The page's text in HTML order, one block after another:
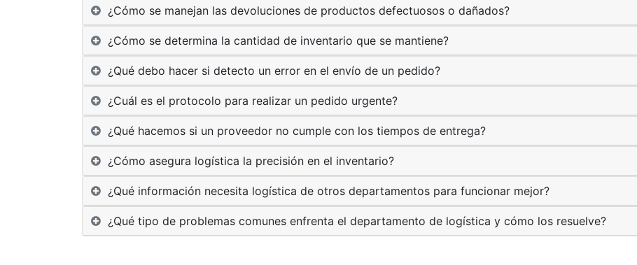
¿Cómo se manejan las devoluciones de productos defectuosos o dañados?
¿Cómo se determina la cantidad de inventario que se mantiene?
¿Qué debo hacer si detecto un error en el envío de un pedido?
¿Cuál es el protocolo para realizar un pedido urgente?
¿Qué hacemos si un proveedor no cumple con los tiempos de entrega?
¿Cómo asegura logística la precisión en el inventario?
¿Qué información necesita logística de otros departamentos para funcionar mejor?
¿Qué tipo de problemas comunes enfrenta el departamento de logística y cómo los resuelve?